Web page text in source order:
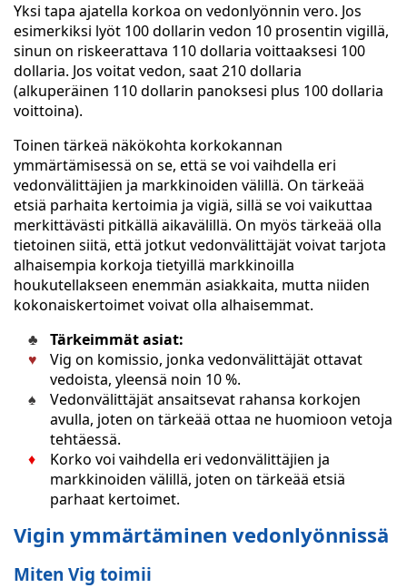
Yksi tapa ajatella korkoa on vedonlyönnin vero. Jos
esimerkiksi lyöt 100 dollarin vedon 10 prosentin vigillä,
sinun on riskeerattava 110 dollaria voittaaksesi 100
dollaria. Jos voitat vedon, saat 210 dollaria
(alkuperäinen 110 dollarin panoksesi plus 100 dollaria
voittoina).
Toinen tärkeä näkökohta korkokannan
ymmärtämisessä on se, että se voi vaihdella eri
vedonvälittäjien ja markkinoiden välillä. On tärkeää
etsiä parhaita kertoimia ja vigiä, sillä se voi vaikuttaa
merkittävästi pitkällä aikavälillä. On myös tärkeää olla
tietoinen siitä, että jotkut vedonvälittäjät voivat tarjota
alhaisempia korkoja tietyillä markkinoilla
houkutellakseen enemmän asiakkaita, mutta niiden
kokonaiskertoimet voivat olla alhaisemmat.
Tärkeimmät asiat:
Vig on komissio, jonka vedonvälittäjät ottavat
vedoista, yleensä noin 10 %.
Vedonvälittäjät ansaitsevat rahansa korkojen
avulla, joten on tärkeää ottaa ne huomioon vetoja
tehtäessä.
Korko voi vaihdella eri vedonvälittäjien ja
markkinoiden välillä, joten on tärkeää etsiä
parhaat kertoimet.
Vigin ymmärtäminen vedonlyönnissä
Miten Vig toimii